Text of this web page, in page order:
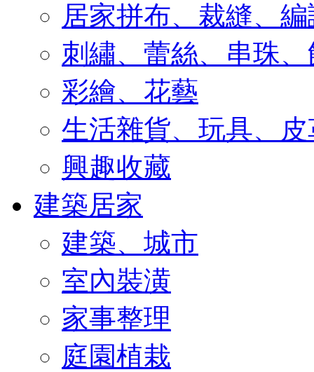
居家拼布、裁縫、
刺繡、蕾絲、串珠
彩繪、花藝
生活雜貨、玩具、皮
興趣收藏
建築居家
建築、城市
室內裝潢
家事整理
庭園植栽